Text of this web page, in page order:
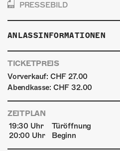
PRESSEBILD
ANLASSINFORMATIONEN
TICKETPREIS
Vorverkauf: CHF 27.00
Abendkasse: CHF 32.00
ZEITPLAN
19:30 Uhr
Türöffnung
20:00 Uhr
Beginn